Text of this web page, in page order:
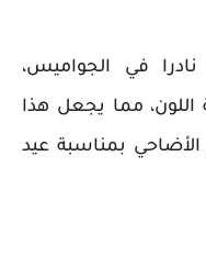
في الجواميس،
اللون، مما يجعل هذا
بمناسبة عيد